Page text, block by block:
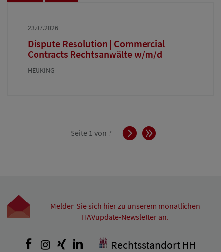
23.07.2026
Dispute Resolution | Commercial
Contracts Rechtsanwälte w/m/d
HEUKING
Seite 1 von 7 VorwärtsEnde
Melden Sie sich hier zu unserem monatlichen
HAVupdate-Newsletter an.
Facebook
Instagram
XingLinkedInRechtsstandort HH